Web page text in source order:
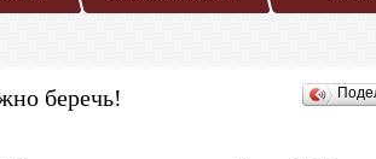
беречь!